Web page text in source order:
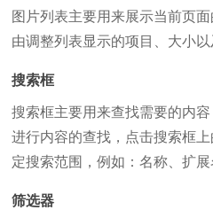
图片列表主要用来展示当前页
由调整列表显示的项目、大小
搜索框
搜索框主要用来查找需要的内
进行内容的查找，点击搜索框
定搜索范围，例如：名称、扩
筛选器